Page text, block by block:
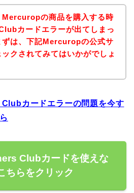
Mercuropの商品を購入する時
カードエラーが出てしまっ
ずは、下記Mercuropの公式サ
クされてみてはいかがでしょ
カードエラーの問題を今す
Clubカードを使えな
ちらをクリック